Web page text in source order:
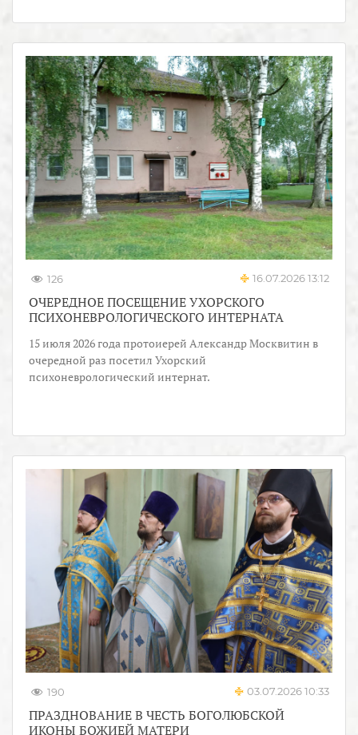
126 16.07.2026 13:12
ОЧЕРЕДНОЕ ПОСЕЩЕНИЕ УХОРСКОГО
ПСИХОНЕВРОЛОГИЧЕСКОГО ИНТЕРНАТА
15 июля 2026 года протоиерей Александр Москвитин в
очередной раз посетил Ухорский
психоневрологический интернат.
190 03.07.2026 10:33
ПРАЗДНОВАНИЕ В ЧЕСТЬ БОГОЛЮБСКОЙ
ИКОНЫ БОЖИЕЙ МАТЕРИ